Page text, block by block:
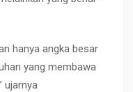
hanya angka besar
yang membawa
ujarnya